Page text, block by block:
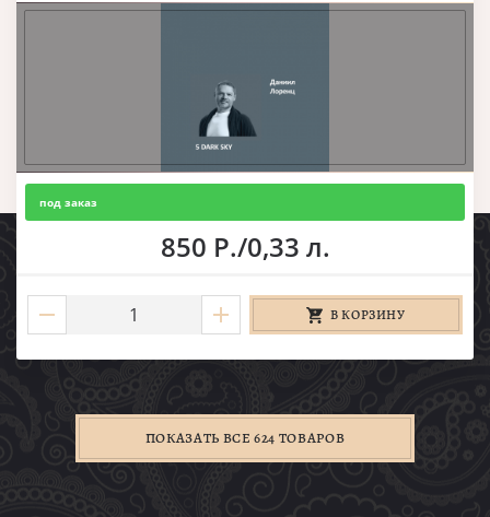
под заказ
850 Р./0,33 л.
В КОРЗИНУ
ПОКАЗАТЬ ВСЕ 624 ТОВАРОВ